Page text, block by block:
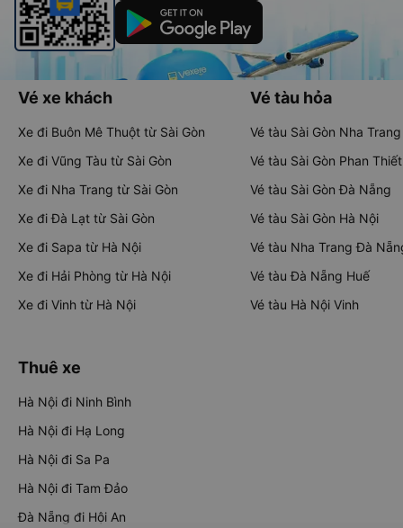
Vé xe khách
Xe đi Buôn Mê Thuột từ Sài Gòn
Xe đi Vũng Tàu từ Sài Gòn
Xe đi Nha Trang từ Sài Gòn
Xe đi Đà Lạt từ Sài Gòn
Xe đi Sapa từ Hà Nội
Xe đi Hải Phòng từ Hà Nội
Xe đi Vinh từ Hà Nội
Vé tàu hỏa
Vé tàu Sài Gòn Nha Trang
Vé tàu Sài Gòn Phan Thiết
Vé tàu Sài Gòn Đà Nẵng
Vé tàu Sài Gòn Hà Nội
Vé tàu Nha Trang Đà
Vé tàu Đà Nẵng Huế
Vé tàu Hà Nội Vinh
Thuê xe
Hà Nội đi Ninh Bình
Hà Nội đi Hạ Long
Hà Nội đi Sa Pa
Hà Nội đi Tam Đảo
Đà Nẵng đi Hội An